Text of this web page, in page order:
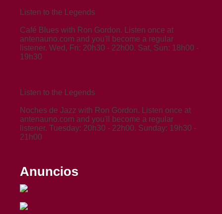
Listen to the Legends
Café Blues with Ron Gordon. Listen once at
antenauno.com and you'll become a regular
listener. Wed, Fri: 20h30 - 22h00. Sat, Sun: 18h00 -
19h30
Listen to the Legends
Noches de Jazz with Ron Gordon. Listen once at
antenauno.com and you'll become a regular
listener. Tuesday: 20h30 - 22h00. Sunday: 19h30 -
21h00
Anuncios